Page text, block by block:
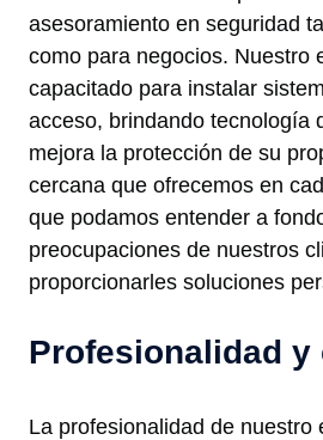
asesoramiento en seguridad
como para negocios. Nuestro
capacitado para instalar
acceso, brindando tecnología
mejora la protección de su
cercana que ofrecemos en
que podamos entender a
preocupaciones de nuestros
proporcionarles soluciones
Profesionalidad y
La profesionalidad de nuestro